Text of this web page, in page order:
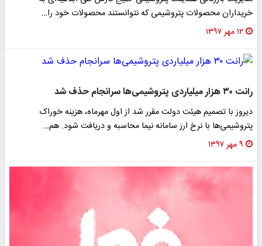
خریداران محصولات پتروشیمی که نتوانستند محصولات خود را…
۱۲ مهر ۱۳۹۷
رانت ۳۰ هزار میلیاردی پتروشیمی‌ها سرانجام حذف شد
دیروز با تصمیم هیئت دولت مقرر شد از اول مهرماه، هزینه خوراک
پتروشیمی‌ها با نرخ ارز سامانه نیما محاسبه و دریافت شود. هم…
۹ مهر ۱۳۹۷